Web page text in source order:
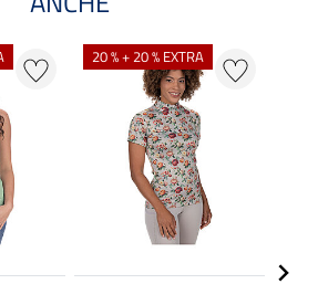
20 % + 20 % EXTRA